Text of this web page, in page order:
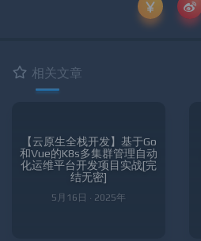
相关文章
【云原生全栈开发】基于Go
和Vue的K8s多集群管理自动
化运维平台开发项目实战[完
结无密]
5月16日 · 2025年